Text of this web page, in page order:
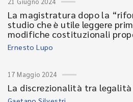
La magistratura dopo la
studio che è utile leggere
modifiche costituzionali
Ernesto Lupo
17 Maggio 2024
La discrezionalità tra legalità